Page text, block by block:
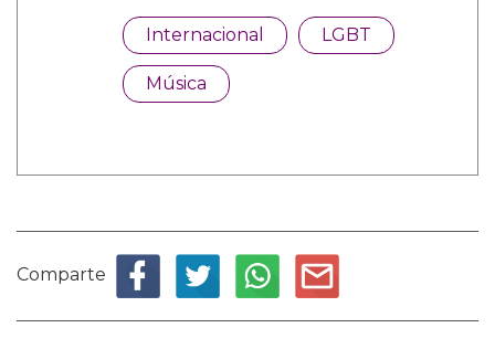
Internacional LGBT
Música
Comparte